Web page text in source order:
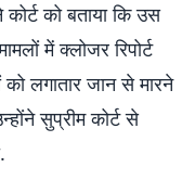
को बताया कि उस
में क्लोजर रिपोर्ट
लगातार जान से मारने
सुप्रीम कोर्ट से